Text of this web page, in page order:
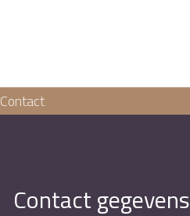
Contact
Contact gegevens